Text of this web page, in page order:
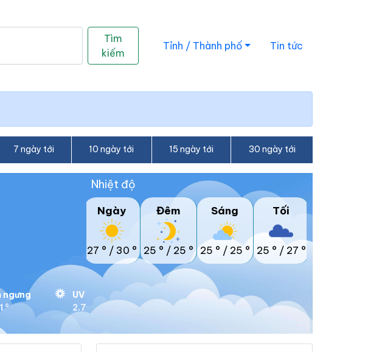
Tìm
kiếm
Tỉnh / Thành phố Tin tức
7 ngày tới 10 ngày tới 15 ngày tới 30 ngày tới
ngưng
°
UV
2.7
Nhiệt độ
Ngày
27 ° / 30 °
Đêm
25 ° / 25 °
Sáng
25 ° / 25 °
Tối
25 ° / 27 °